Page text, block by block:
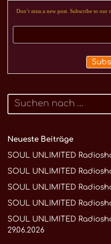
Don’t miss a new post. Subscribe to our
Neueste Beiträge
SOUL UNLIMITED
SOUL UNLIMITED
SOUL UNLIMITED
SOUL UNLIMITED
SOUL UNLIMITED
29.06.2026